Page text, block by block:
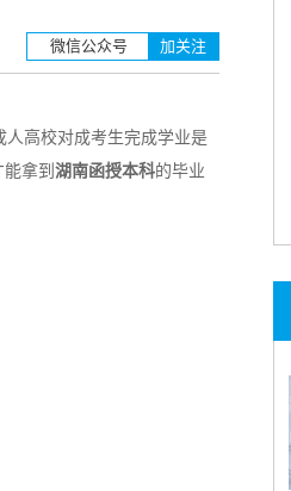
微信公众号 加关注
高校对成考生完成学业是
拿到 湖南函授本科的毕业
湖南科技大学